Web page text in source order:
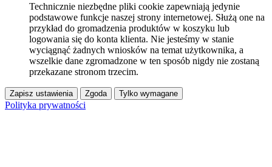
Technicznie niezbędne pliki cookie zapewniają jedynie
podstawowe funkcje naszej strony internetowej. Służą one na
przykład do gromadzenia produktów w koszyku lub
logowania się do konta klienta. Nie jesteśmy w stanie
wyciągnąć żadnych wniosków na temat użytkownika, a
wszelkie dane zgromadzone w ten sposób nigdy nie zostaną
przekazane stronom trzecim.
Zapisz ustawienia Zgoda Tylko wymagane
Polityka prywatności